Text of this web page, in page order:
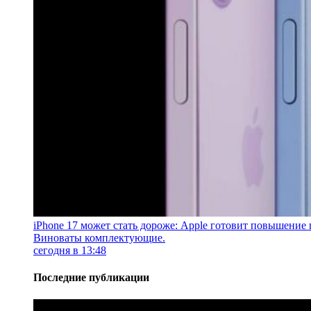
iPhone 17 может стать дороже: Apple готовит повышение
Виноваты комплектующие.
сегодня в 13:48
Последние публикации